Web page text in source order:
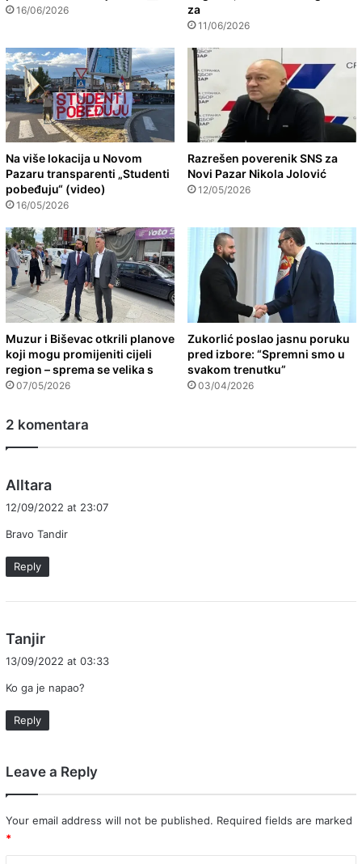
16/06/2026
za
11/06/2026
Na više lokacija u Novom
Pazaru transparenti „Studenti
pobeđuju“ (video)
16/05/2026
Razrešen poverenik SNS za
Novi Pazar Nikola Jolović
12/05/2026
Muzur i Biševac otkrili planove
koji mogu promijeniti cijeli
region – sprema se velika s
07/05/2026
Zukorlić poslao jasnu poruku
pred izbore: “Spremni smo u
svakom trenutku”
03/04/2026
2 komentara
Alltara
a
s
12/09/2022 at 23:07
Bravo Tandir
Reply
Tanjir
a
s
:
13/09/2022 at 03:33
Ko ga je napao?
Reply
Leave a Reply
Your email address will not be published. Required fields are marked
*